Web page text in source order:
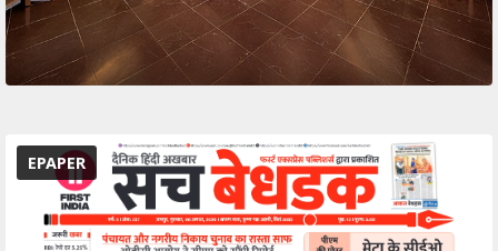
EPAPER